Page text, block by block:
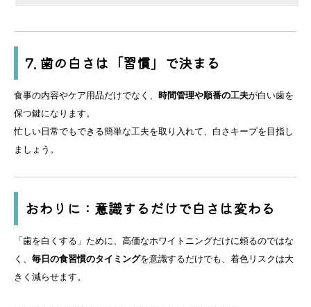
7. 歯の白さは「習慣」で決まる
食事の内容やケア用品だけでなく、 時間管理や順番の工夫が白い歯を
保つ鍵になります。
忙しい日常でもできる簡単な工夫を取り入れて、白さキープを目指し
ましょう。
おわりに：意識するだけで白さは変わる
「歯を白くする」ために、高価なホワイトニングだけに頼るのではな
く、 毎日の食習慣のタイミングを意識するだけでも、着色リスクは大
きく減らせます。